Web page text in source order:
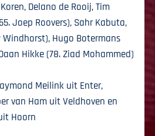
Delano de Rooij, Tim
Joep Roovers), Sahr Kabuta,
Hugo Botermans
Hikke (78. Ziad Mohammed)
Meilink uit Enter,
van Ham uit Veldhoven en
Hoorn